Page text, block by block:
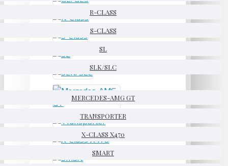
R-CLASS
S-CLASS
SL
SLK/SLC
MERCEDES-AMG GT
TRANSPORTER
X-CLASS X470
SMART